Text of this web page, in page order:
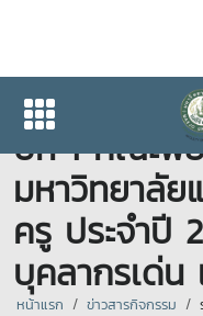
ผู้บริหาร ค
ปีที่ 1 คณะพ
มหาวิทยาลัย
ครู ประจำปี
บุคลากรเด่
หน้าแรก ข่าวสารกิจกรรม